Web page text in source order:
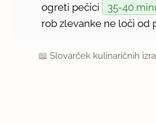
ogreti pečici
35-40
rob zlevanke ne loči od
📖Slovarček kulinaričnih